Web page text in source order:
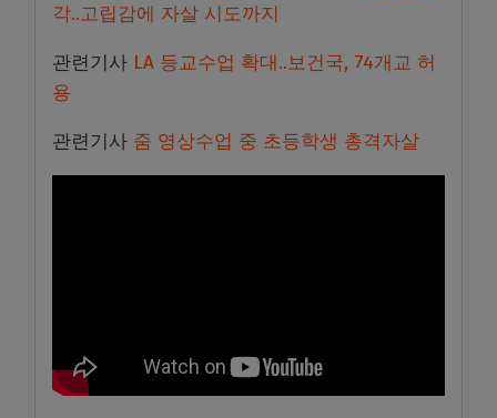
각..고립감에 자살 시도까지
관련기사 LA 등교수업 확대..보건국, 74개교 허
용
관련기사 줌 영상수업 중 초등학생 총격자살